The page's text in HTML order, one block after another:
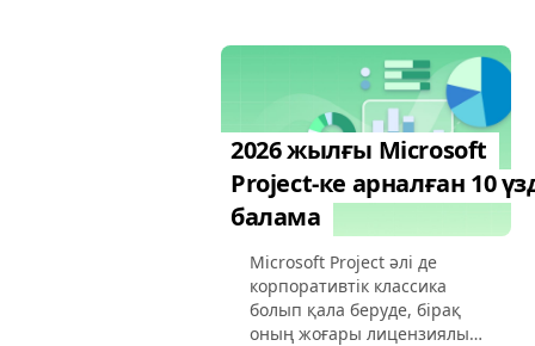
пайдаланушылар
кроссплатформалық...
2026 жылғы Microsoft
Project-ке арналған 10
балама
Microsoft Project әлі де
корпоративтік классика
болып қала беруде, бірақ
оның жоғары лицензиялық